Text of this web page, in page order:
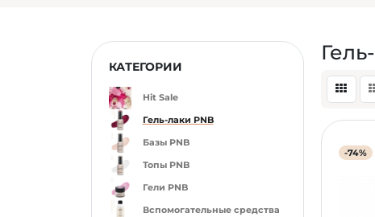
КАТЕГОРИИ
Hit Sale
Гель-лаки PNB
Базы PNB
Топы PNB
Гели PNB
Вспомогательные средства
-74%